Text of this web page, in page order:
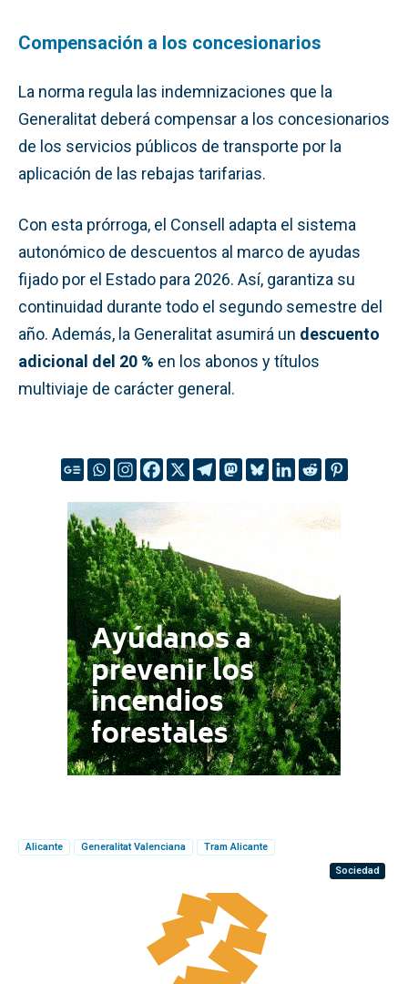
Compensación a los concesionarios
La norma regula las indemnizaciones que la
Generalitat deberá compensar a los concesionarios
de los servicios públicos de transporte por la
aplicación de las rebajas tarifarias.
Con esta prórroga, el Consell adapta el sistema
autonómico de descuentos al marco de ayudas
fijado por el Estado para 2026. Así, garantiza su
continuidad durante todo el segundo semestre del
año. Además, la Generalitat asumirá un descuento
adicional del 20 % en los abonos y títulos
multiviaje de carácter general.
Alicante Generalitat Valenciana
Tram Alicante
Sociedad